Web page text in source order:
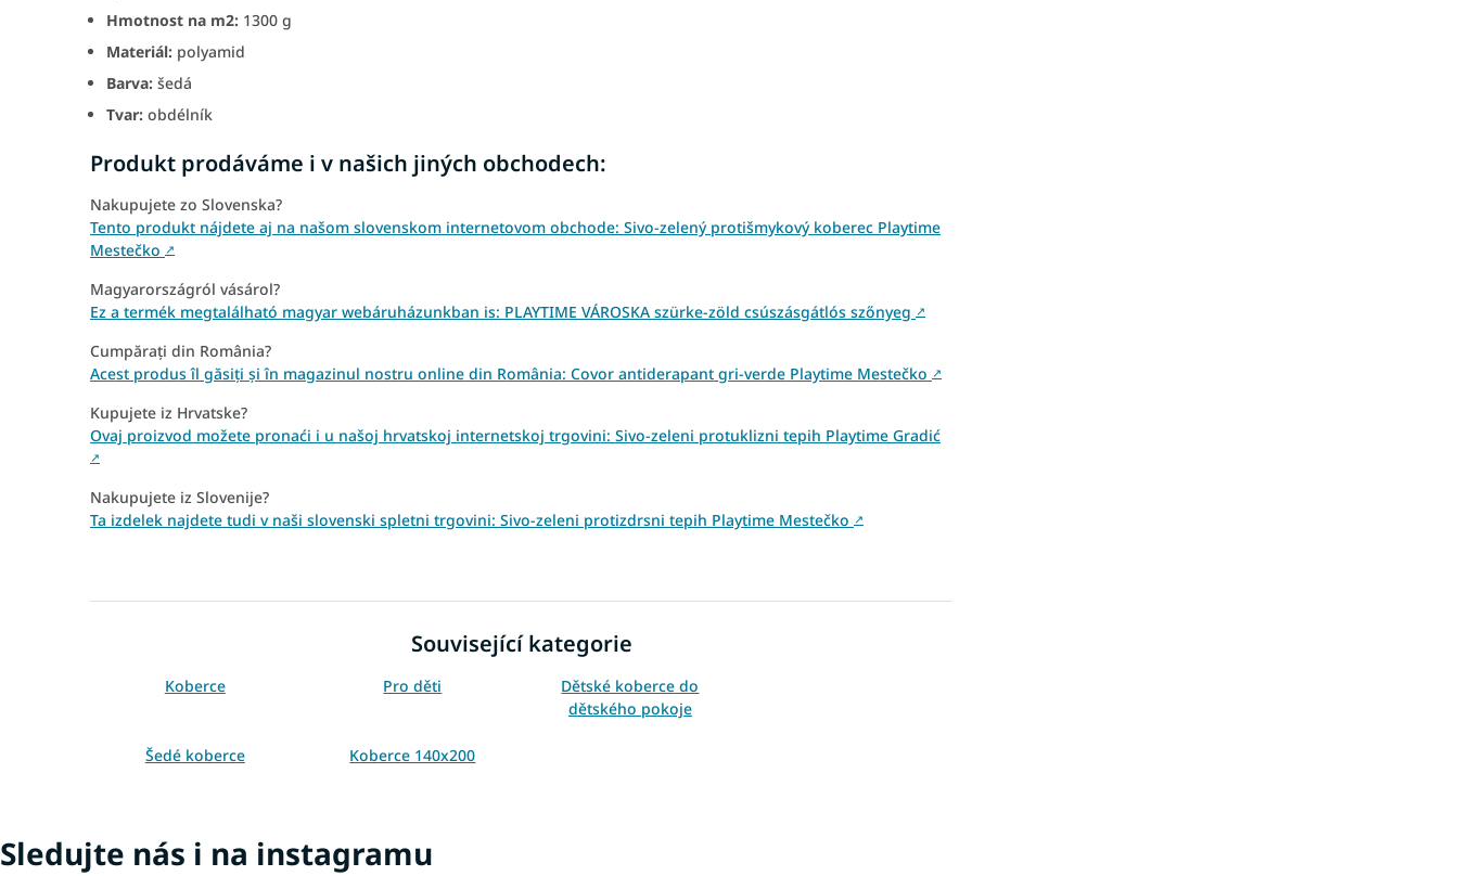
Hmotnost na m2: 1300 g
Materiál: polyamid
Barva: šedá
Tvar: obdélník
Produkt prodáváme i v našich jiných obchodech:
Nakupujete zo Slovenska?
Tento produkt nájdete aj na našom slovenskom internetovom obchode: Sivo-zelený protišmykový koberec Playtime
Mestečko ↗
Magyarországról vásárol?
Ez a termék megtalálható magyar webáruházunkban is: PLAYTIME VÁROSKA szürke-zöld csúszásgátlós szőnyeg ↗
Cumpărați din România?
Acest produs îl găsiți și în magazinul nostru online din România: Covor antiderapant gri-verde Playtime Mestečko ↗
Kupujete iz Hrvatske?
Ovaj proizvod možete pronaći i u našoj hrvatskoj internetskoj trgovini: Sivo-zeleni protuklizni tepih Playtime Gradić
↗
Nakupujete iz Slovenije?
Ta izdelek najdete tudi v naši slovenski spletni trgovini: Sivo-zeleni protizdrsni tepih Playtime Mestečko ↗
Související kategorie
Koberce Pro děti
Dětské koberce do
dětského pokoje
Šedé koberce Koberce 140x200
Sledujte nás i na instagramu